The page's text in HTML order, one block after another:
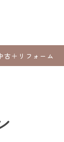
古＋リフォーム